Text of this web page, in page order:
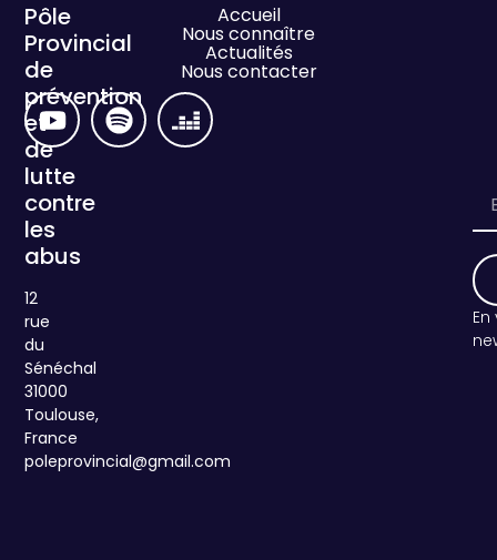
En vous inscrivant, vous acceptez de recevoir la
Accueil
Nous connaître
Actualités
Nous contacter
Pôle
Provincial
de
prévention
et
de
lutte
contre
les
abus
12
rue
du
Sénéchal
31000
Toulouse,
France
poleprovincial@gmail.com